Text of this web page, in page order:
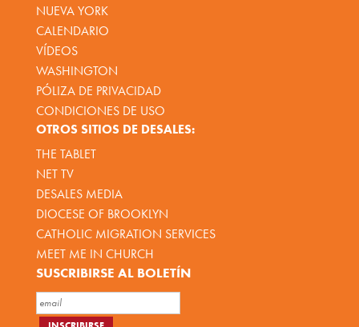
NUEVA YORK
CALENDARIO
VÍDEOS
WASHINGTON
PÓLIZA DE PRIVACIDAD
CONDICIONES DE USO
OTROS SITIOS DE DESALES:
THE TABLET
NET TV
DESALES MEDIA
DIOCESE OF BROOKLYN
CATHOLIC MIGRATION SERVICES
MEET ME IN CHURCH
SUSCRIBIRSE AL BOLETÍN